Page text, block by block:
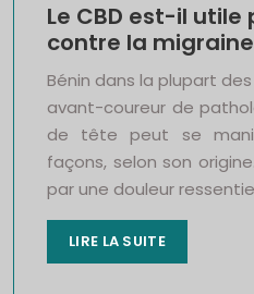
Le CBD est-il
contre la
Bénin dans la plupart
avant-coureur de
de tête peut se
façons, selon son
par une douleur
LIRE LA SUITE